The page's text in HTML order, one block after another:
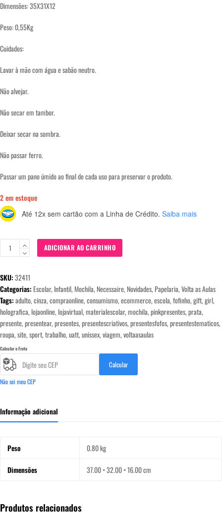
Dimensões: 35X31X12
Peso: 0,55Kg
Cuidados:
Lavar à mão com água e sabão neutro.
Não alvejar.
Não secar em tambor.
Deixar secar na sombra.
Não passar ferro.
Passar um pano úmido ao final de cada uso para preservar o produto.
2 em estoque
Até 12x sem cartão com a Linha de Crédito. Saiba mais
Mochila
Fofura
Holográfica
Cores
Uatt?
quantidade
ADICIONAR AO CARRINHO
SKU:32411
Categorias: Escolar, Infantil, Mochila, Necessaire, Novidades, Papelaria,Volta as Aulas
Tags:adulto,cinza,compraonline,‎consumismo‬,ecommerce,escola,fofinho,gift,girl‬,
holografica, lojaonline, lojavirtual‬,materialescolar,mochila,pinkpresentes,prata,
presente,presentear,presentes,‎presentescriativos‬,presentesfofos,‎presentestematicos‬,
roupa,site‬‎,sport,trabalho,uatt,unissex,viagem,voltaasaulas
Calcular o Frete
Calcular
Não sei meu CEP
Informação adicional
Peso 0.80 kg
Dimensões 37.00 × 32.00 × 16.00 cm
Produtos relacionados